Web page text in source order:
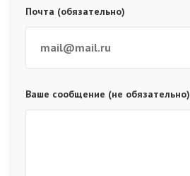
Почта (обязательно)
Ваше сообщение (не обязательно)